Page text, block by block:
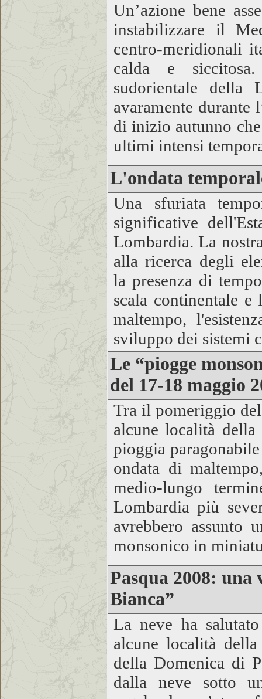
Un’azione bene
instabilizzare il
centro-meridionali
calda e siccitosa.
sudorientale della
avaramente durante
di inizio autunno
ultimi intensi
L'ondata
Una sfuriata
significative
Lombardia. La
alla ricerca degli
la presenza di
scala continentale e
maltempo,
sviluppo dei sistemi
Le “piogge
del 17-18 maggio
Tra il pomeriggio
alcune località
pioggia
ondata di
medio-lungo
Lombardia più
avrebbero assunto
monsonico in
Pasqua 2008:
Bianca”
La neve ha
alcune località
della Domenica di
dalla neve sotto